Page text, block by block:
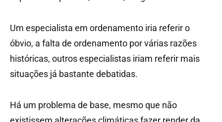
Um especialista em ordenamento iria referir o
óbvio, a falta de ordenamento por várias razões
históricas, outros especialistas iriam referir mais
situações já bastante debatidas.
Há um problema de base, mesmo que não